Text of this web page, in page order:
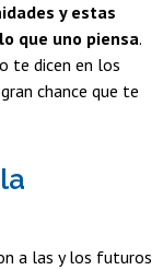
y estas
que uno piensa.
te dicen en los
chance que te
a las y los futuros